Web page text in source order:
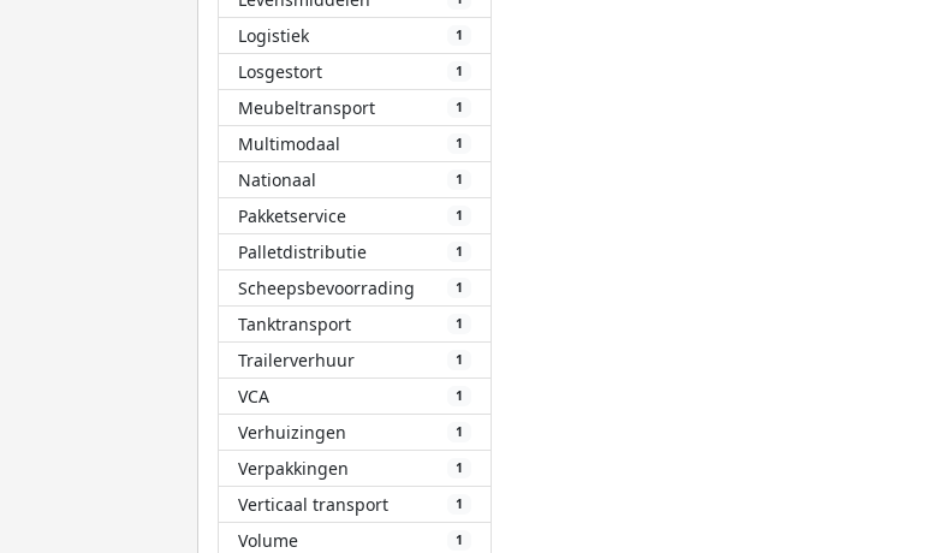
Logistiek 1
Losgestort 1
Meubeltransport 1
Multimodaal 1
Nationaal 1
Pakketservice 1
Palletdistributie 1
Scheepsbevoorrading 1
Tanktransport 1
Trailerverhuur 1
VCA 1
Verhuizingen 1
Verpakkingen 1
Verticaal transport 1
Volume 1